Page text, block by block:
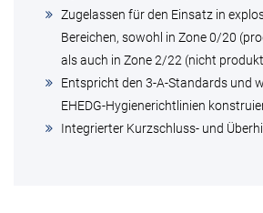
Zugelassen für den Einsatz in
Bereichen, sowohl in Zone 0/20
als auch in Zone 2/22 (nicht
Entspricht den 3-A-Standards und
EHEDG-Hygienerichtlinien
Integrierter Kurzschluss- und